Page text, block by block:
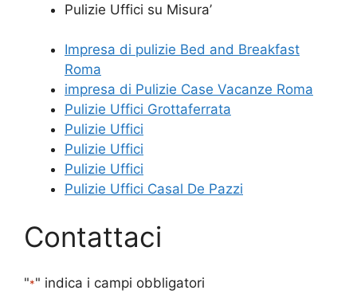
Pulizie Uffici su Misura’
Impresa di pulizie Bed and Breakfast
Roma
impresa di Pulizie Case Vacanze Roma
Pulizie Uffici Grottaferrata
Pulizie Uffici
Pulizie Uffici
Pulizie Uffici
Pulizie Uffici Casal De Pazzi
Contattaci
"*" indica i campi obbligatori